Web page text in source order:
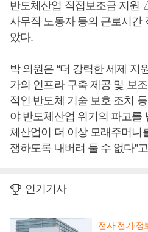
반도체산업 직접보조금 지원
사무직 노동자 등의 근로시간
았다.
박 의원은 “더 강력한 세제 지
가의 인프라 구축 제공 및 보
적인 반도체 기술 보호 조치
야 반도체산업 위기의 파고를
체산업이 더 이상 모래주머니
쟁하도록 내버려 둘 수 없다”
인기기사
전자·전기·정